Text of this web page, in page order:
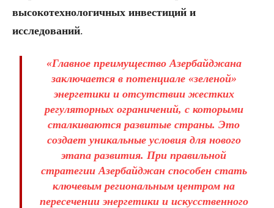
высокотехнологичных инвестиций и
исследований.
«Главное преимущество Азербайджана
заключается в потенциале «зеленой»
энергетики и отсутствии жестких
регуляторных ограничений, с которыми
сталкиваются развитые страны. Это
создает уникальные условия для нового
этапа развития. При правильной
стратегии Азербайджан способен стать
ключевым региональным центром на
пересечении энергетики и искусственного